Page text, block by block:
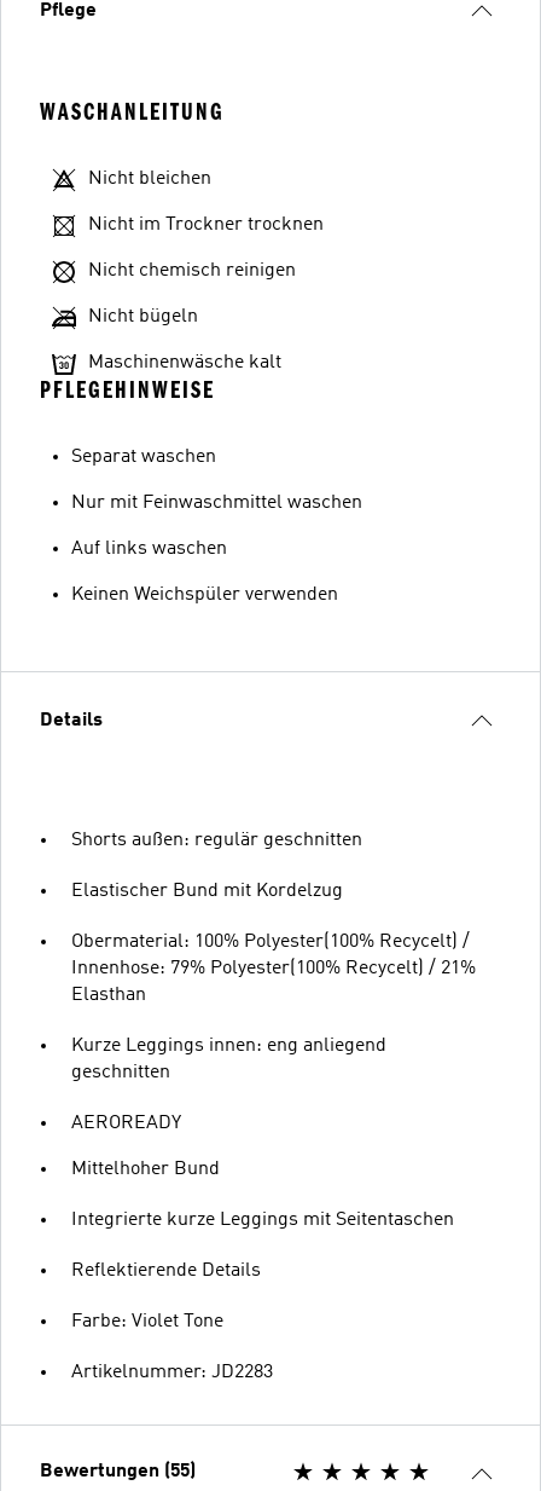
Pflege
WASCHANLEITUNG
Nicht bleichen
Nicht im Trockner trocknen
Nicht chemisch reinigen
Nicht bügeln
Maschinenwäsche kalt
PFLEGEHINWEISE
Separat waschen
Nur mit Feinwaschmittel waschen
Auf links waschen
Keinen Weichspüler verwenden
Details
Shorts außen: regulär geschnitten
Elastischer Bund mit Kordelzug
Obermaterial: 100% Polyester(100% Recycelt) /
Innenhose: 79% Polyester(100% Recycelt) / 21%
Elasthan
Kurze Leggings innen: eng anliegend
geschnitten
AEROREADY
Mittelhoher Bund
Integrierte kurze Leggings mit Seitentaschen
Reflektierende Details
Farbe: Violet Tone
Artikelnummer: JD2283
Bewertungen (55)